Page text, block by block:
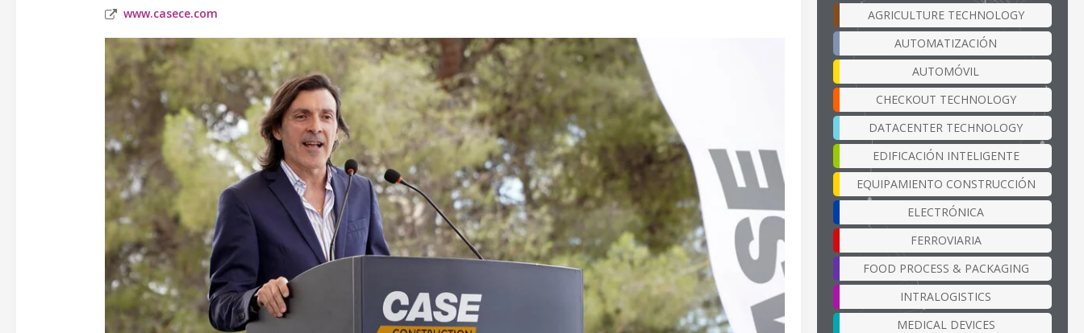
www.casece.com
AGRICULTURE TECHNOLOGY
AUTOMATIZACIÓN
AUTOMÓVIL
CHECKOUT TECHNOLOGY
DATACENTER TECHNOLOGY
EDIFICACIÓN INTELIGENTE
EQUIPAMIENTO CONSTRUCCIÓN
ELECTRÓNICA
FERROVIARIA
FOOD PROCESS & PACKAGING
INTRALOGISTICS
MEDICAL DEVICES